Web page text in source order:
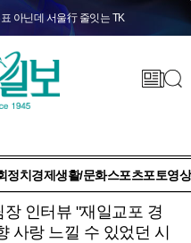
아닌데 서울行 줄잇는 TK
정치 경제생활/문화스포츠포토영상
인터뷰 "재일교포 경
사랑 느낄 수 있었던 시